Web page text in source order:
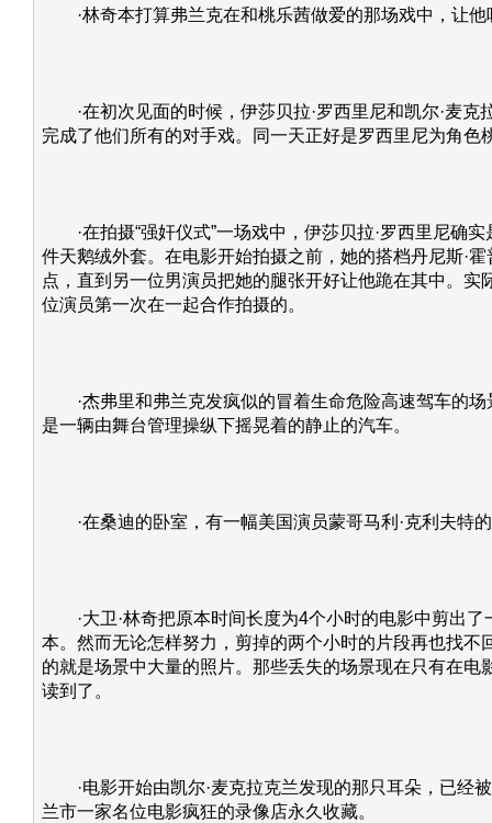
·林奇本打算弗兰克在和桃乐茜做爱的那场戏中，让他
·在初次见面的时候，伊莎贝拉·罗西里尼和凯尔·麦克
完成了他们所有的对手戏。同一天正好是罗西里尼为角色
·在拍摄“强奸仪式”一场戏中，伊莎贝拉·罗西里尼确实
件天鹅绒外套。在电影开始拍摄之前，她的搭档丹尼斯·
点，直到另一位男演员把她的腿张开好让他跪在其中。实
位演员第一次在一起合作拍摄的。
·杰弗里和弗兰克发疯似的冒着生命危险高速驾车的场
是一辆由舞台管理操纵下摇晃着的静止的汽车。
·在桑迪的卧室，有一幅美国演员蒙哥马利·克利夫特
·大卫·林奇把原本时间长度为4个小时的电影中剪出了
本。然而无论怎样努力，剪掉的两个小时的片段再也找不
的就是场景中大量的照片。那些丢失的场景现在只有在电
读到了。
·电影开始由凯尔·麦克拉克兰发现的那只耳朵，已经
兰市一家名位电影疯狂的录像店永久收藏。